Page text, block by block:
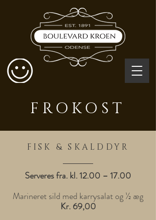
FROKOST
FISK & SKALDDYR
Serveres fra. kl. 12.00 – 17.00
Marineret sild med karrysalat og ½ æg
Kr. 69,00